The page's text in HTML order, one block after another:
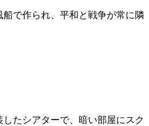
で作られ、平和と戦争が常に隣
たシアターで、暗い部屋にスク